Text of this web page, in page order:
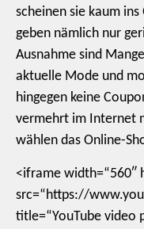
scheinen sie kaum
geben nämlich nur
Ausnahme sind
aktuelle Mode und
hingegen keine
vermehrt im Internet
wählen das Online-
<iframe width=“560″
src=“https://
title=“YouTube video